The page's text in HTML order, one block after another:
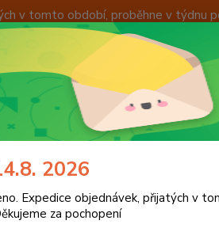
v tomto období, proběhne v týdnu
+420 605 283
8:00 - 15:00
2026
Expedice objednávek, přijatých v
za pochopení